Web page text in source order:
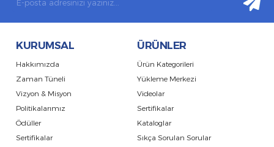
KURUMSAL
Hakkımızda
Zaman Tüneli
Vizyon & Misyon
Politikalarımız
Ödüller
Sertifikalar
ÜRÜNLER
Ürün Kategorileri
Yükleme Merkezi
Videolar
Sertifikalar
Kataloglar
Sıkça Sorulan Sorular